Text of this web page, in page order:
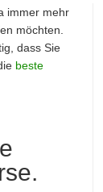
immer mehr
möchten.
dass Sie
beste